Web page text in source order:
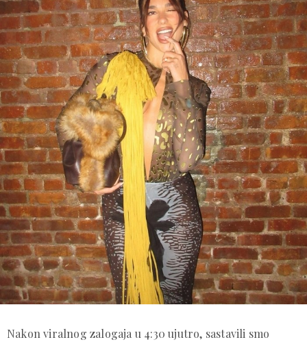
Nakon viralnog zalogaja u 4:30 ujutro, sastavili smo